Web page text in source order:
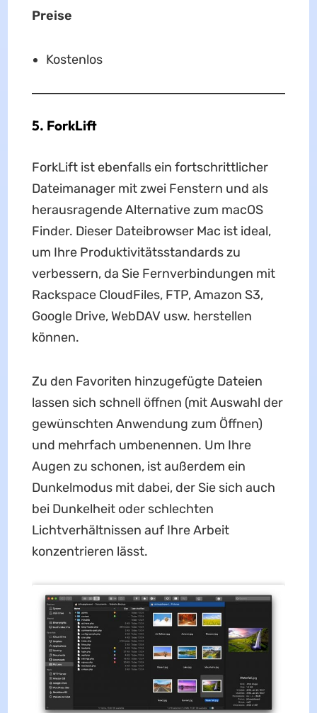
Preise
Kostenlos
5. ForkLift
ForkLift ist ebenfalls ein fortschrittlicher
Dateimanager mit zwei Fenstern und als
herausragende Alternative zum macOS
Finder. Dieser Dateibrowser Mac ist ideal,
um Ihre Produktivitätsstandards zu
verbessern, da Sie Fernverbindungen mit
Rackspace CloudFiles, FTP, Amazon S3,
Google Drive, WebDAV usw. herstellen
können.
Zu den Favoriten hinzugefügte Dateien
lassen sich schnell öffnen (mit Auswahl der
gewünschten Anwendung zum Öffnen)
und mehrfach umbenennen. Um Ihre
Augen zu schonen, ist außerdem ein
Dunkelmodus mit dabei, der Sie sich auch
bei Dunkelheit oder schlechten
Lichtverhältnissen auf Ihre Arbeit
konzentrieren lässt.